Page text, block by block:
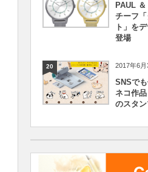
PAUL
チーフ
ト」を
登場
20 2017年6月
SNSで
ネコ作品
のスタ